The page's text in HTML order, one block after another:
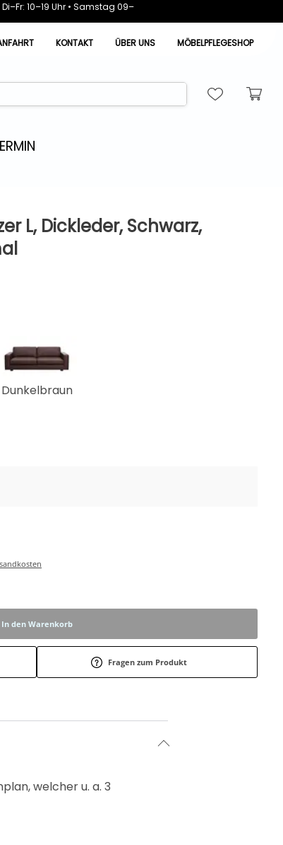
10–19 Uhr • Samstag 09–
KONTAKT ÜBER UNS MÖBELPFLEGESHOP
L, Dickleder, Schwarz,
Dunkelbraun
In den Warenkorb
Fragen zum Produkt
welcher u. a. 3